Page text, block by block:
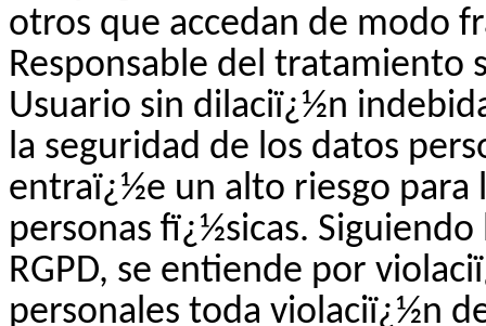
otros que accedan de modo
Responsable del tratamiento
Usuario sin dilaciï¿½n
la seguridad de los datos
entraï¿½e un alto riesgo para
personas fï¿½sicas.
RGPD, se entiende por
personales toda violaciï¿½n